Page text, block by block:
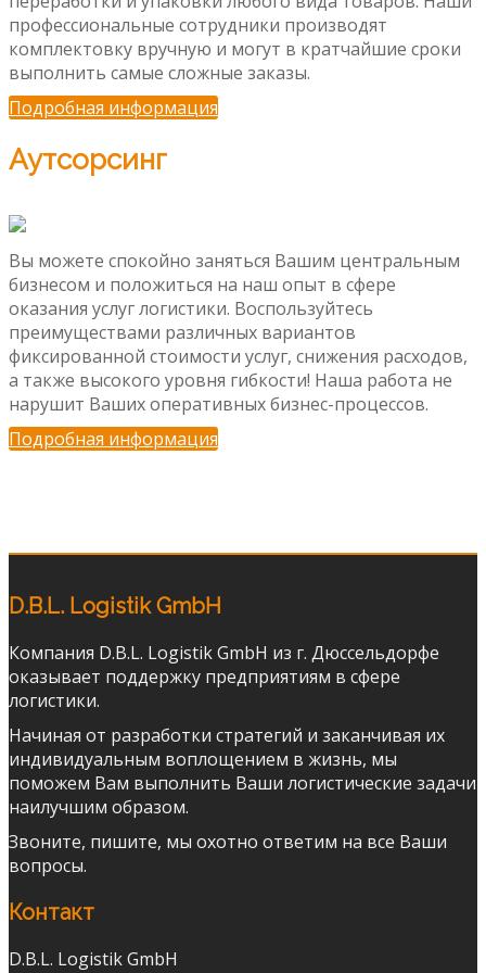
профессиональные сотрудники производят
комплектовку вручную и могут в кратчайшие сроки
выполнить самые сложные заказы.
Подробная информация
Аутсорсинг
Вы можете спокойно заняться Вашим центральным
бизнесом и положиться на наш опыт в сфере
оказания услуг логистики. Воспользуйтесь
преимуществами различных вариантов
фиксированной стоимости услуг, снижения расходов,
а также высокого уровня гибкости! Наша работа не
нарушит Ваших оперативных бизнес-процессов.
Подробная информация
D.B.L. Logistik GmbH
Компания D.B.L. Logistik GmbH из г. Дюссельдорфе
оказывает поддержку предприятиям в сфере
логистики.
Начиная от разработки стратегий и заканчивая их
индивидуальным воплощением в жизнь, мы
поможем Вам выполнить Ваши логистические задачи
наилучшим образом.
Звоните, пишите, мы охотно ответим на все Ваши
вопросы.
Контакт
D.B.L. Logistik GmbH